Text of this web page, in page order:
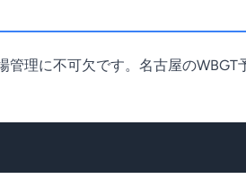
理に不可欠です。名古屋のWBGT